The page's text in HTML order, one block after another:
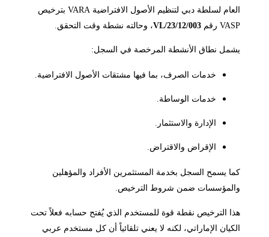
العام لسلطة دبي لتنظيم الأصول الافتراضية VARA بترخيص
VASP رقم
VL/23/12/003، وحالته نشطة وقت التحقق.
يشمل نطاق الأنشطة المرخصة في السجل:
خدمات الصرف، بما فيها مشتقات الأصول الافتراضية.
خدمات الوساطة.
الإدارة والاستثمار.
الإقراض والاقتراض.
كما يسمح السجل بخدمة المستثمرين الأفراد والمؤهلين
والمؤسسات ضمن شروط الترخيص.
هذا الترخيص نقطة قوة للمستخدم الذي يُفتح حسابه فعلاً تحت
الكيان الإماراتي، لكنه لا يعني تلقائياً أن كل مستخدم عربي